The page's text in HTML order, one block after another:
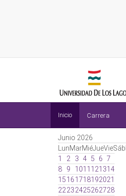
Inicio Carrera
Junio 2026
LunMarMiéJueVieSáb
1
2 3 4 5 6 7
8
9 1011 121314
15161718192021
22232425262728